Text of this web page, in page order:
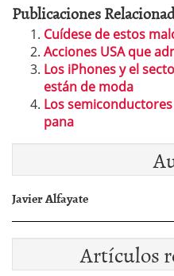
Publicaciones
Cuídese de estos
Acciones USA que
Los iPhones y el
están de moda
Los
pana
Javier Alfayate
Artículos